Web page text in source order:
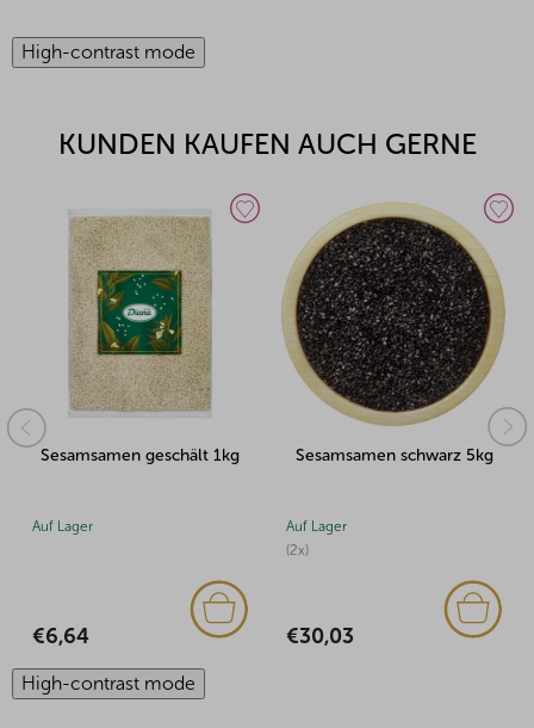
High-contrast mode
KUNDEN KAUFEN AUCH GERNE
Sesamsamen geschält 1kg
Auf Lager
€6,64
Sesamsamen schwarz 5kg
(2x)
Auf Lager
€30,03
High-contrast mode